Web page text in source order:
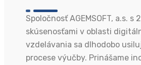
Spoločnosť AGEMSOFT, a.s. s
skúsenosťami v oblasti
vzdelávania sa dlhodobo
procese výučby. Prinášame